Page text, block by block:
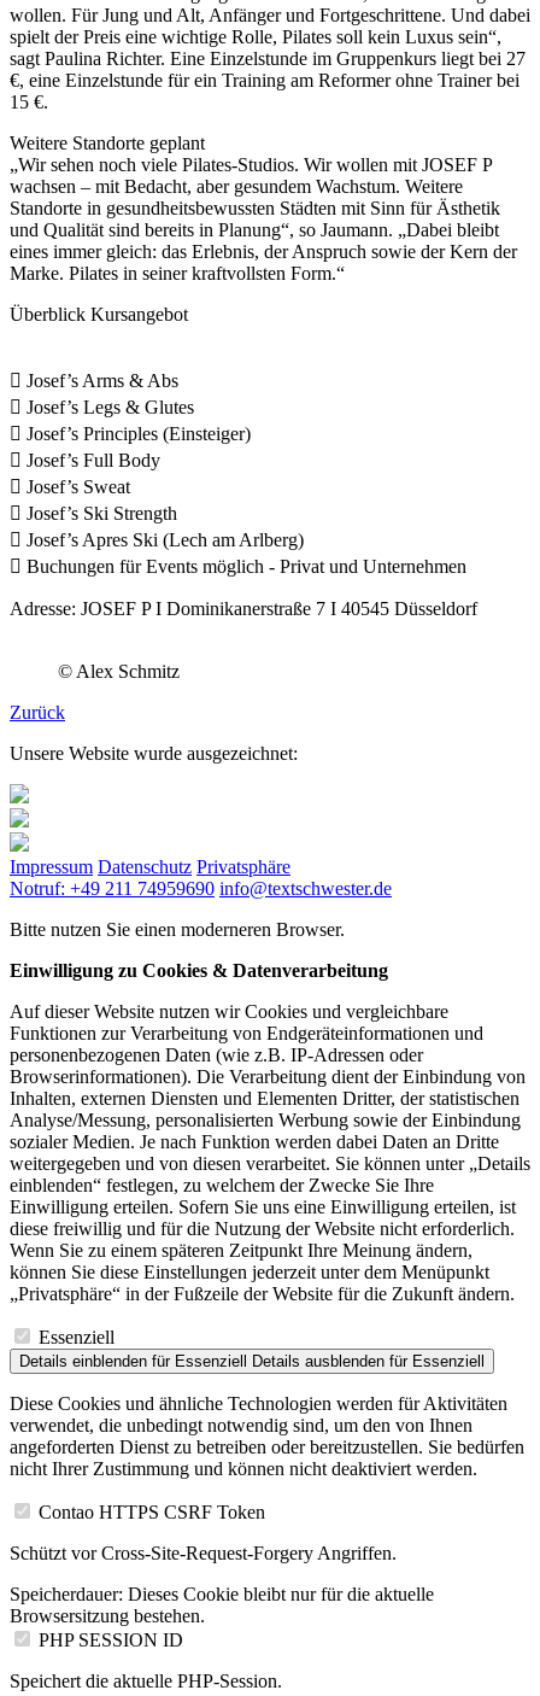
wollen. Für Jung und Alt, Anfänger und Fortgeschrittene. Und dabei
spielt der Preis eine wichtige Rolle, Pilates soll kein Luxus sein“,
sagt Paulina Richter. Eine Einzelstunde im Gruppenkurs liegt bei 27
€, eine Einzelstunde für ein Training am Reformer ohne Trainer bei
15 €.
Weitere Standorte geplant
„Wir sehen noch viele Pilates-Studios. Wir wollen mit JOSEF P
wachsen – mit Bedacht, aber gesundem Wachstum. Weitere
Standorte in gesundheitsbewussten Städten mit Sinn für Ästhetik
und Qualität sind bereits in Planung“, so Jaumann. „Dabei bleibt
eines immer gleich: das Erlebnis, der Anspruch sowie der Kern der
Marke. Pilates in seiner kraftvollsten Form.“
Überblick Kursangebot
 Josef’s Arms & Abs
 Josef’s Legs & Glutes
 Josef’s Principles (Einsteiger)
 Josef’s Full Body
 Josef’s Sweat
 Josef’s Ski Strength
 Josef’s Apres Ski (Lech am Arlberg)
 Buchungen für Events möglich - Privat und Unternehmen
Adresse: JOSEF P I Dominikanerstraße 7 I 40545 Düsseldorf
© Alex Schmitz
Zurück
Unsere Website wurde ausgezeichnet:
Impressum Datenschutz Privatsphäre
Notruf: +49 211 74959690 info@textschwester.de
Bitte nutzen Sie einen moderneren Browser.
Einwilligung zu Cookies & Datenverarbeitung
Auf dieser Website nutzen wir Cookies und vergleichbare
Funktionen zur Verarbeitung von Endgeräteinformationen und
personenbezogenen Daten (wie z.B. IP-Adressen oder
Browserinformationen). Die Verarbeitung dient der Einbindung von
Inhalten, externen Diensten und Elementen Dritter, der statistischen
Analyse/Messung, personalisierten Werbung sowie der Einbindung
sozialer Medien. Je nach Funktion werden dabei Daten an Dritte
weitergegeben und von diesen verarbeitet. Sie können unter „Details
einblenden“ festlegen, zu welchem der Zwecke Sie Ihre
Einwilligung erteilen. Sofern Sie uns eine Einwilligung erteilen, ist
diese freiwillig und für die Nutzung der Website nicht erforderlich.
Wenn Sie zu einem späteren Zeitpunkt Ihre Meinung ändern,
können Sie diese Einstellungen jederzeit unter dem Menüpunkt
„Privatsphäre“ in der Fußzeile der Website für die Zukunft ändern.
Essenziell
Details einblenden für Essenziell Details ausblenden für Essenziell
Diese Cookies und ähnliche Technologien werden für Aktivitäten
verwendet, die unbedingt notwendig sind, um den von Ihnen
angeforderten Dienst zu betreiben oder bereitzustellen. Sie bedürfen
nicht Ihrer Zustimmung und können nicht deaktiviert werden.
Contao HTTPS CSRF Token
Schützt vor Cross-Site-Request-Forgery Angriffen.
Speicherdauer: Dieses Cookie bleibt nur für die aktuelle
Browsersitzung bestehen.
PHP SESSION ID
Speichert die aktuelle PHP-Session.